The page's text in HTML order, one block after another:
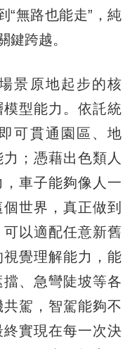
“無路也能走”，純
鍵跨越。
原地起步的核
型能力。依託統
可貫通園區、地
；憑藉出色類人
車子能夠像人一
世界，真正做到
以適配任意新舊
覺理解能力，能
、急彎陡坡等各
駕，智駕能夠不
實現在每一次決